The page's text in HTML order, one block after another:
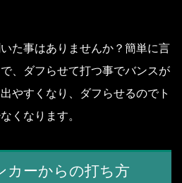
た事はありませんか？ 簡単に言
、ダフらせて打つ事でバンスが
やすくなり、ダフらせるのでト
くなります。
カーからの打ち方